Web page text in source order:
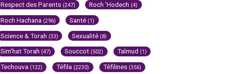
Respect des Parents (247) Roch 'Hodech (4)
Roch Hachana (296) Santé (1)
Science & Torah (33) Sexualité (8)
Sim'hat Torah (47) Souccot (502) Talmud (1)
Techouva (122) Téfila (2230) Téfilines (356)